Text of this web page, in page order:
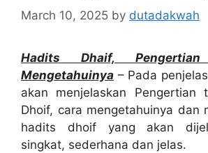
March 10, 2025 by dutadakwah
Hadits Dhaif,
Mengetahuinya – Pada
akan menjelaskan Pengertian
Dhoif, cara mengetahuinya dan
hadits dhoif yang akan
singkat, sederhana dan jelas.